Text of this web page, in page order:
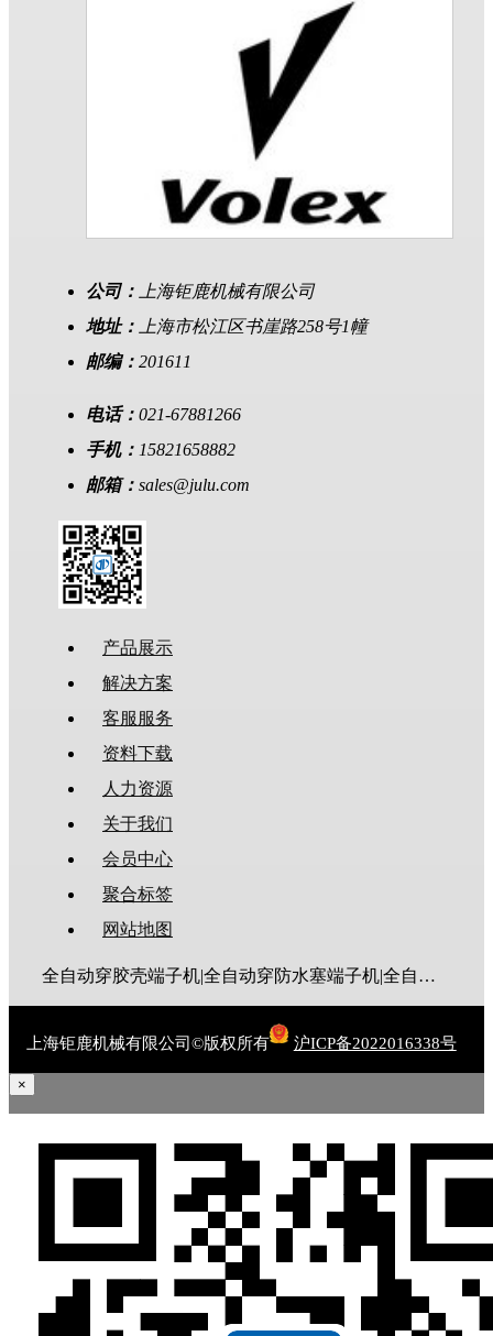
公司：
上海钜鹿机械有限公司
地址：
上海市松江区书崖路258号1幢
邮编： 201611
电话： 021-67881266
手机： 15821658882
邮箱： sales@julu.com
产品展示
解决方案
客服服务
资料下载
人力资源
关于我们
会员中心
聚合标签
网站地图
全自动穿胶壳端子机|全自动穿防水塞端子机|全自动穿热缩管端子机|全自动穿护套端子机|全自动穿号码管端子机|全自动端子机|全自动穿防水栓端子机|端子压着机|端子压接机|静音端子机|多芯线端子机|护套线端子机|全自动排线端子机|新能源大平方压接机|电脑剥线机|自动剥线机|裁线机|剥线机
上海钜鹿机械有限公司©版权所有 沪ICP备2022016338号
×